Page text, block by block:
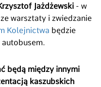
Jażdżewski - w
warsztaty i zwiedzanie
Kolejnictwa będzie
będą między innymi
kaszubskich